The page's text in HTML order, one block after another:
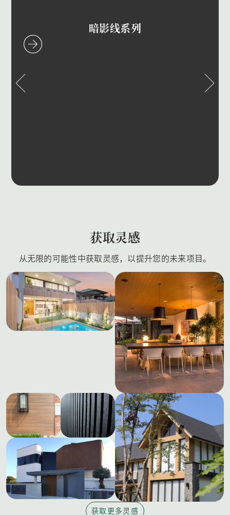
暗影线系列
获取灵感
从无限的可能性中获取灵感，以提升您的未来项目。
获取更多灵感